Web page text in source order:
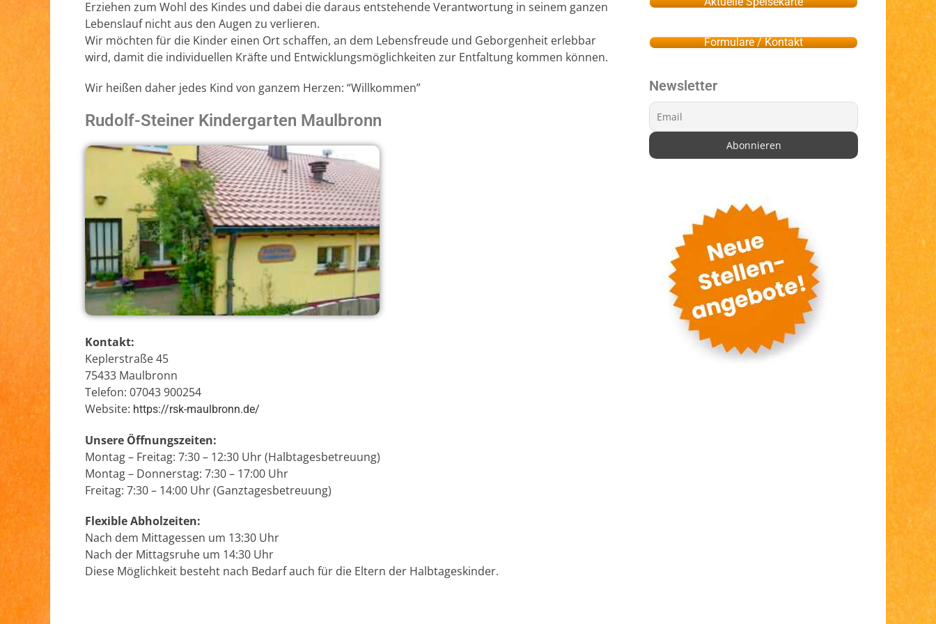
Erziehen zum Wohl des Kindes und dabei die daraus entstehende Verantwortung in seinem ganzen
Lebenslauf nicht aus den Augen zu verlieren.
Wir möchten für die Kinder einen Ort schaffen, an dem Lebensfreude und Geborgenheit erlebbar
wird, damit die individuellen Kräfte und Entwicklungsmöglichkeiten zur Entfaltung kommen können.
Wir heißen daher jedes Kind von ganzem Herzen: “Willkommen”
Rudolf-Steiner Kindergarten Maulbronn
Kontakt:
Keplerstraße 45
75433 Maulbronn
Telefon: 07043 900254
Website: https://rsk-maulbronn.de/
Unsere Öffnungszeiten:
Montag – Freitag: 7:30 – 12:30 Uhr (Halbtagesbetreuung)
Montag – Donnerstag: 7:30 – 17:00 Uhr
Freitag: 7:30 – 14:00 Uhr (Ganztagesbetreuung)
Flexible Abholzeiten:
Nach dem Mittagessen um 13:30 Uhr
Nach der Mittagsruhe um 14:30 Uhr
Diese Möglichkeit besteht nach Bedarf auch für die Eltern der Halbtageskinder.
Formulare / Kontakt
Newsletter